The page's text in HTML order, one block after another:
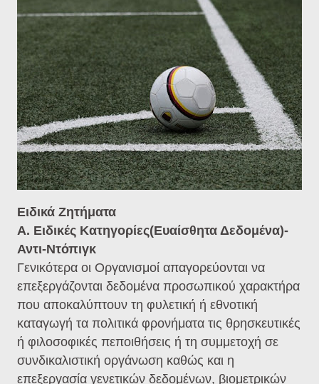
Ειδικά Ζητήματα
Α. Ειδικές Κατηγορίες(Ευαίσθητα Δεδομένα)-
Αντι-Ντόπιγκ
Γενικότερα οι Οργανισμοί απαγορεύονται να
επεξεργάζονται δεδομένα προσωπικού χαρακτήρα
που αποκαλύπτουν τη φυλετική ή εθνοτική
καταγωγή τα πολιτικά φρονήματα τις θρησκευτικές
ή φιλοσοφικές πεποιθήσεις ή τη συμμετοχή σε
συνδικαλιστική οργάνωση καθώς και η
επεξεργασία γενετικών δεδομένων, βιομετρικών